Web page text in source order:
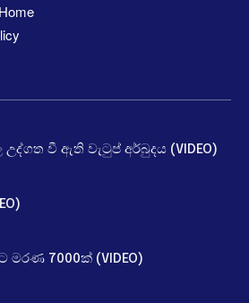
වී ඇති වැටුප් අර්බුදය (VIDEO)
7000ක් (VIDEO)